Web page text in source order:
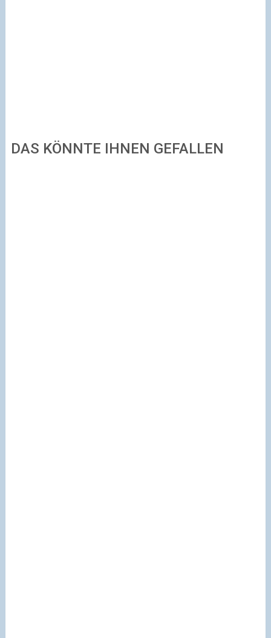
DAS KÖNNTE IHNEN GEFALLEN